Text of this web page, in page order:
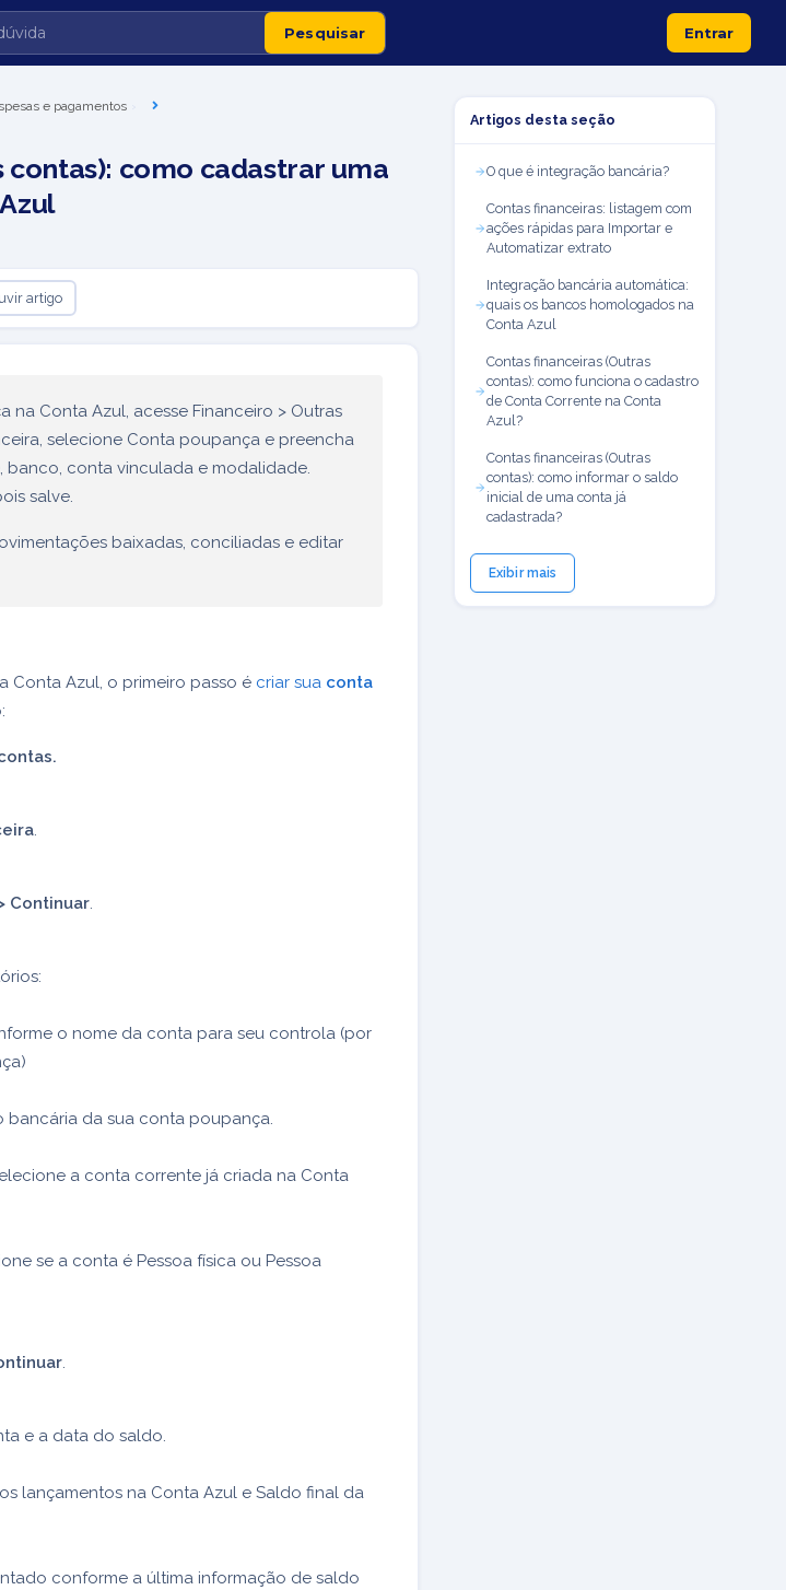
Entrar
e pagamentos
contas): como cadastrar uma
artigo
na Conta Azul, acesse Financeiro > Outras
selecione Conta poupança e preencha
conta vinculada e modalidade.
salve.
baixadas, conciliadas e editar
Conta Azul, o primeiro passo é criar sua conta
Continuar
o nome da conta para seu controla (por
bancária da sua conta poupança.
a conta corrente já criada na Conta
se a conta é Pessoa física ou Pessoa
e a data do saldo.
lançamentos na Conta Azul e Saldo final da
conforme a última informação de saldo
Artigos desta seção
O que é integração bancária?
Contas financeiras: listagem com
ações rápidas para Importar e
Automatizar extrato
Integração bancária automática:
quais os bancos homologados na
Conta Azul
Contas financeiras (Outras
contas): como funciona o cadastro
de Conta Corrente na Conta
Azul?
Contas financeiras (Outras
contas): como informar o saldo
inicial de uma conta já
cadastrada?
Exibir mais